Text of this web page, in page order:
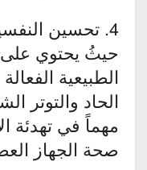
4. تحسين النفسية وتقوية الذاكرة:
حيثُ يحتوي
الطبيعية
الحاد والتوتر
مهماً في تهدئة
صحة الجهاز